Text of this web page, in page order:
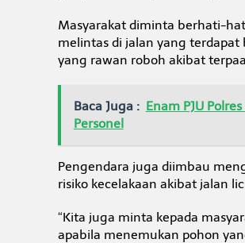
Masyarakat diminta berhati-
melintas di jalan yang terdapat
yang rawan roboh akibat
Baca Juga : Enam PJU
Personel
Pengendara juga diimbau
risiko kecelakaan akibat jalan
“Kita juga minta kepada
apabila menemukan pohon